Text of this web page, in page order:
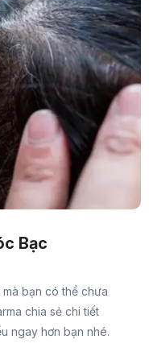
Bạc
bạn có thể chưa
chia sẻ chi tiết
ngay hơn bạn nhé.